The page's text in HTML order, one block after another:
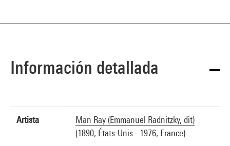
Información detallada
Artista
Man Ray (Emmanuel Radnitzky, dit)
(1890, États-Unis - 1976, France)